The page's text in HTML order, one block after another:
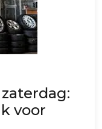
voor